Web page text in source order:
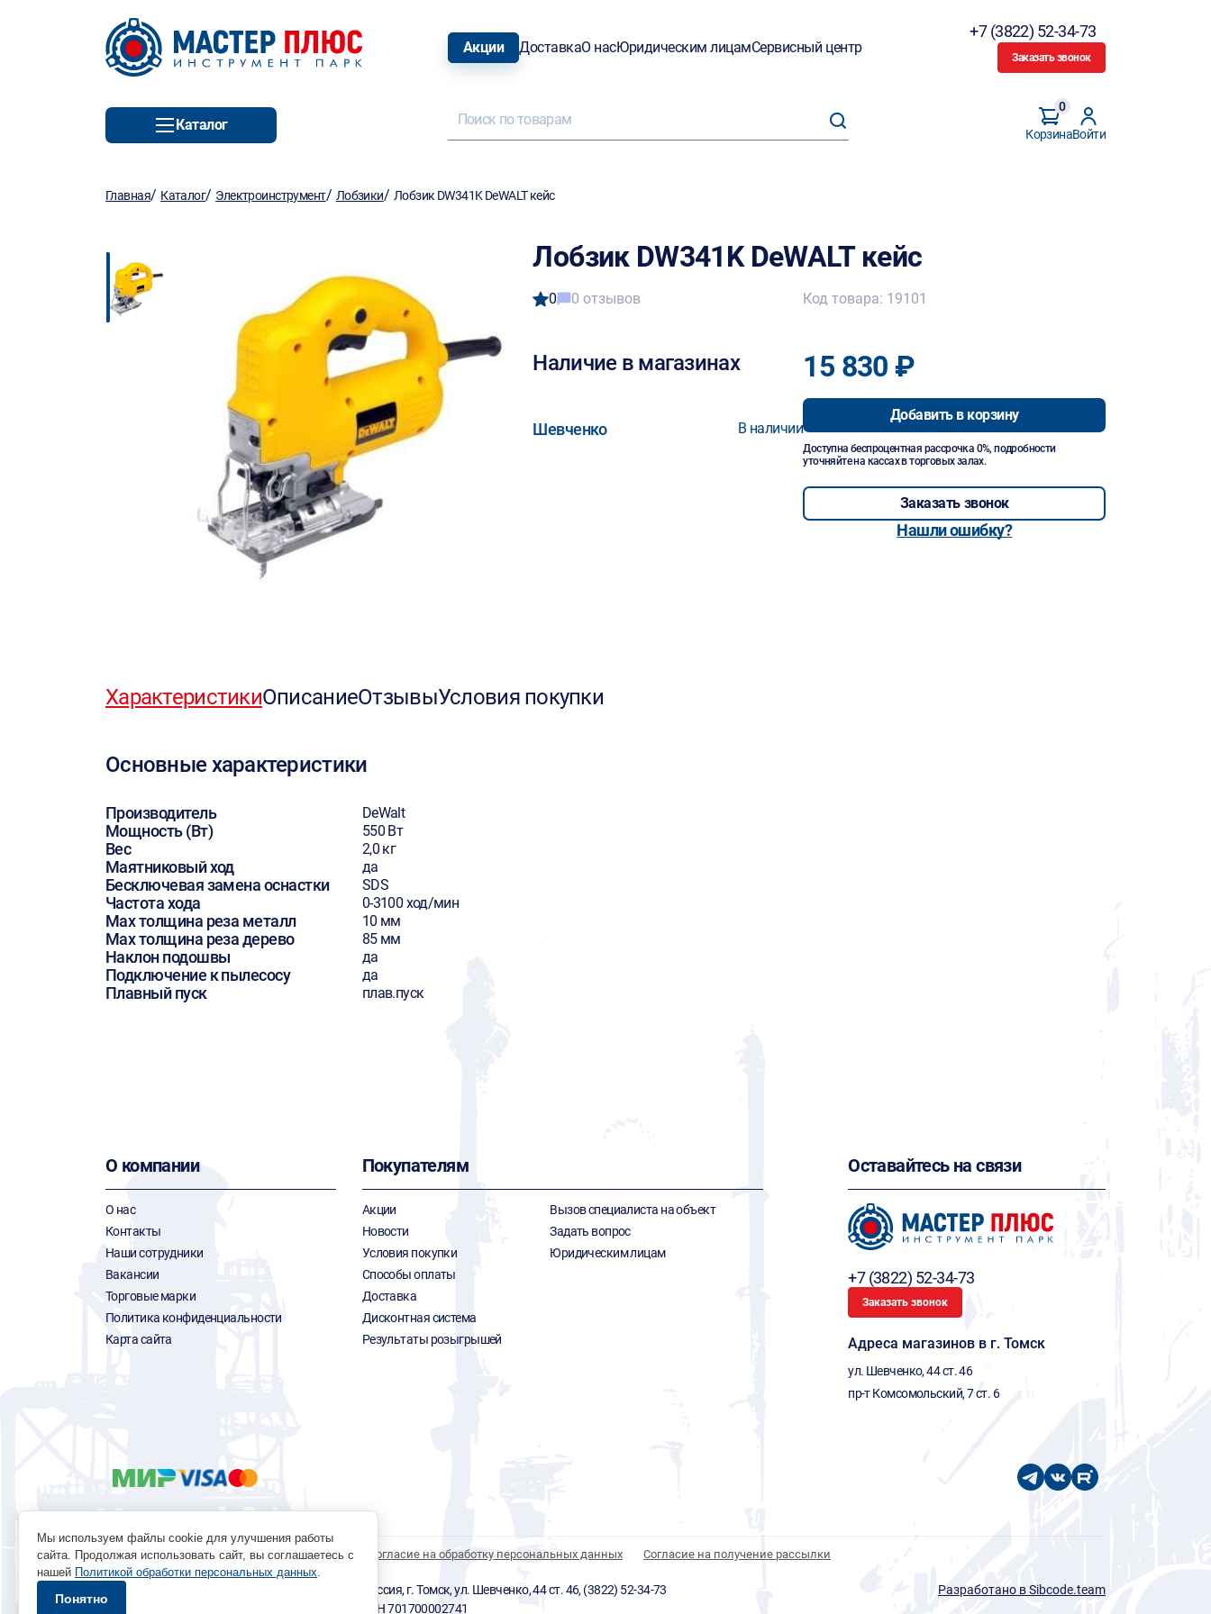
Акции ДоставкаО насЮридическим лицамСервисный центр
+7 (3822) 52-34-73
Заказать звонок
Каталог
Корзина
0
Войти
Главная/ Каталог/ Электроинструмент/ Лобзики/ Лобзик DW341K DeWALT кейс
Лобзик DW341K DeWALT кейс
0 0 отзывов
Наличие в магазинах
Шевченко В наличии
Код товара: 19101
15 830 ₽
Добавить в корзину
Доступна беспроцентная рассрочка 0%, подробности
уточняйте на кассах в торговых залах.
Заказать звонок
Нашли ошибку?
ХарактеристикиОписаниеОтзывыУсловия покупки
Основные характеристики
Производитель DeWalt
Мощность (Вт) 550 Вт
Вес 2,0 кг
Маятниковый ход да
Бесключевая замена оснастки SDS
Частота хода 0-3100 ход/мин
Max толщина реза металл 10 мм
Max толщина реза дерево 85 мм
Наклон подошвы да
Подключение к пылесосу да
Плавный пуск плав.пуск
О компании
О нас
Контакты
Наши сотрудники
Вакансии
Торговые марки
Политика конфиденциальности
Карта сайта
Покупателям
Акции
Новости
Условия покупки
Способы оплаты
Доставка
Дисконтная система
Результаты розыгрышей
Вызов специалиста на объект
Задать вопрос
Юридическим лицам
Оставайтесь на связи
+7 (3822) 52-34-73
Заказать звонок
Адреса магазинов в г. Томск
ул. Шевченко, 44 ст. 46
пр-т Комсомольский, 7 ст. 6
Политика обработки персональных данных Согласие на обработку персональных данных Согласие на получение рассылки
© 1996 - 2026 инструмент парк «Мастер Плюс» Россия, г. Томск, ул. Шевченко, 44 ст. 46, (3822) 52-34-73
okp@masterplus.tomsk.ru ИП Брусницын Д.Н. ИНН 701700002741
Разработано в Sibcode.team
Мы используем файлы cookie для улучшения работы
сайта. Продолжая использовать сайт, вы соглашаетесь с
нашей Политикой обработки персональных данных.
Понятно